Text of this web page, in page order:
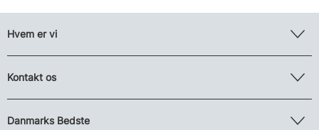
Hvem er vi
Kontakt os
Danmarks Bedste